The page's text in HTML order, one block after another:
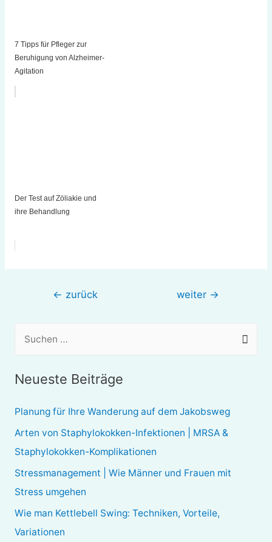
7 Tipps für Pfleger zur
Beruhigung von Alzheimer-
Agitation
Der Test auf Zöliakie und
ihre Behandlung
Beitragsnavigation
← zurück weiter →
e
Neueste Beiträge
Planung für Ihre Wanderung auf dem Jakobsweg
Arten von Staphylokokken-Infektionen | MRSA &
Staphylokokken-Komplikationen
Stressmanagement | Wie Männer und Frauen mit
Stress umgehen
Wie man Kettlebell Swing: Techniken, Vorteile,
Variationen